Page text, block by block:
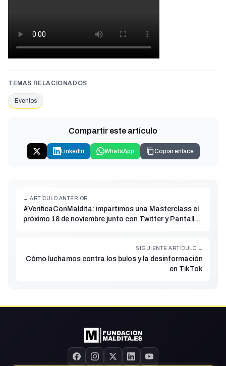
TEMAS RELACIONADOS
Eventos
Compartir este artículo
LinkedIn WhatsApp Copiar enlace
← ARTÍCULO ANTERIOR
#VerificaConMaldita: impartimos una Masterclass el
próximo 18 de noviembre junto con Twitter y Pantallas
SIGUIENTE ARTÍCULO →
Cómo luchamos contra los bulos y la desinformación
en TikTok